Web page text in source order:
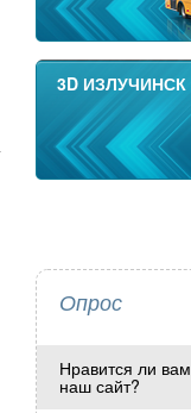
3D ИЗЛУЧИНСК
Опрос
Нравится ли вам
наш сайт?